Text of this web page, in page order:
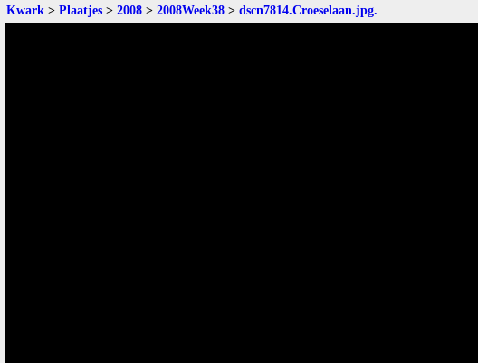
Kwark > Plaatjes > 2008 > 2008Week38 > dscn7814.Croeselaan.jpg.